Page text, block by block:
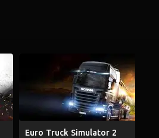
Euro Truck Simulator 2